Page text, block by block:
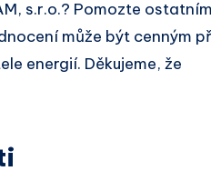
s.r.o.? Pomozte
může být cenným
energií. Děkujeme, že